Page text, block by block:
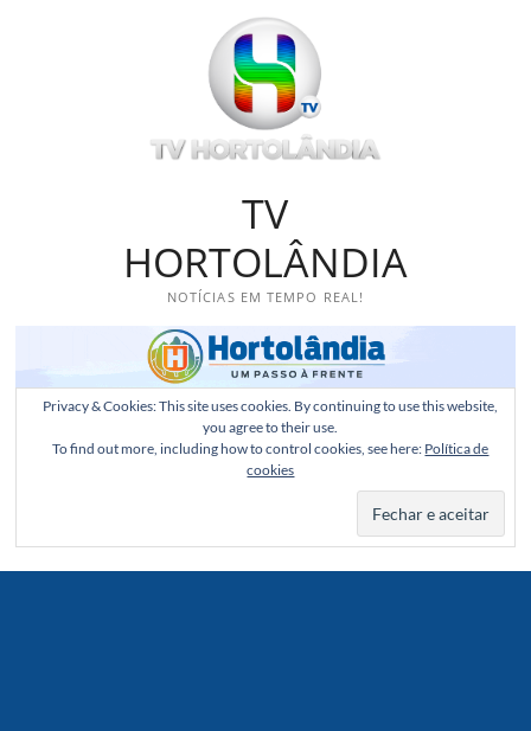
TV
HORTOLÂNDIA
NOTÍCIAS EM TEMPO REAL!
Privacy & Cookies: This site uses cookies. By continuing to use this website,
you agree to their use.
To find out more, including how to control cookies, see here: Política de
cookies